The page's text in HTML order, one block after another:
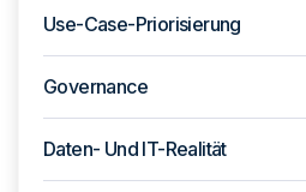
Use-Case-Priorisierung
Governance
Daten- Und IT-Realität